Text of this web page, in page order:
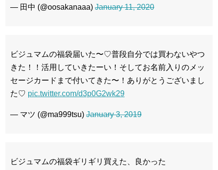
— 田中 (@oosakanaaa) January 11, 2020
ビジュマムの福袋届いた〜♡普段自分では買わないやつ
きた！！活用していきたーい！そしてお名前入りのメッ
セージカードまで付いてきた〜！ありがとうございまし
た♡ pic.twitter.com/d3p0G2wk29
— マツ (@ma999tsu) January 3, 2019
ビジュマムの福袋ギリギリ買えた、良かった